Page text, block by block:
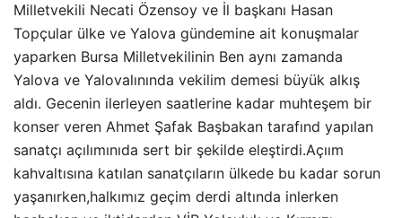
Milletvekili Necati Özensoy ve İl başkanı Hasan
Topçular ülke ve Yalova gündemine ait konuşmalar
yaparken Bursa Milletvekilinin Ben aynı zamanda
Yalova ve Yalovalınında vekilim demesi büyük alkış
aldı. Gecenin ilerleyen saatlerine kadar muhteşem bir
konser veren Ahmet Şafak Başbakan tarafınd yapılan
sanatçı açılımınıda sert bir şekilde eleştirdi.Açıım
kahvaltısına katılan sanatçıların ülkede bu kadar sorun
yaşanırken,halkımız geçim derdi altında inlerken